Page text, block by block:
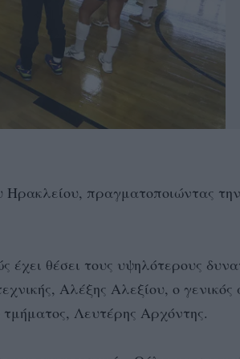
πραγματοποιώντας
θέσει τους υψηλότερους
Αλέξης Αλεξίου, ο γενικός
τμήματος, Λευτέρης Αρχόντης.